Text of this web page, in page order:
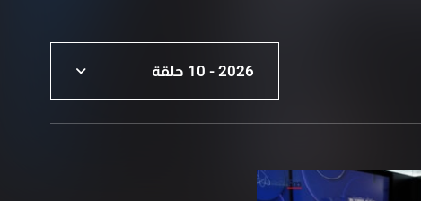
2026 - 10 حلقة
2026 - 10 حلقة